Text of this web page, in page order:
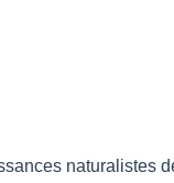
naturalistes